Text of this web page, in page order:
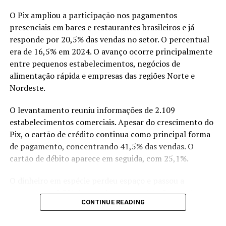
A visitante Débora Mazini também participou da
atividade e relacionou os cuidados com a boca à saúde de
forma geral. A programação buscou ampliar a
prevenção de cáries e outros problemas bucais ao levar
orientações diretamente ao público que circulou pela
Expoacre.
X Facebook WhatsApp
LinkedIn Telegram
O Pix ampliou a participação nos pagamentos
presenciais em bares e restaurantes brasileiros e já
responde por 20,5% das vendas no setor. O percentual
era de 16,5% em 2024. O avanço ocorre principalmente
entre pequenos estabelecimentos, negócios de
alimentação rápida e empresas das regiões Norte e
Nordeste.
O levantamento reuniu informações de 2.109
estabelecimentos comerciais. Apesar do crescimento do
Pix, o cartão de crédito continua como principal forma
de pagamento, concentrando 41,5% das vendas. O
cartão de débito aparece em seguida, com 25,1%.
representar 8,3% das vendas presenciais. Os vouchers
respondem por 4,6%, enquanto os cheques, que durante
CONTINUE READING